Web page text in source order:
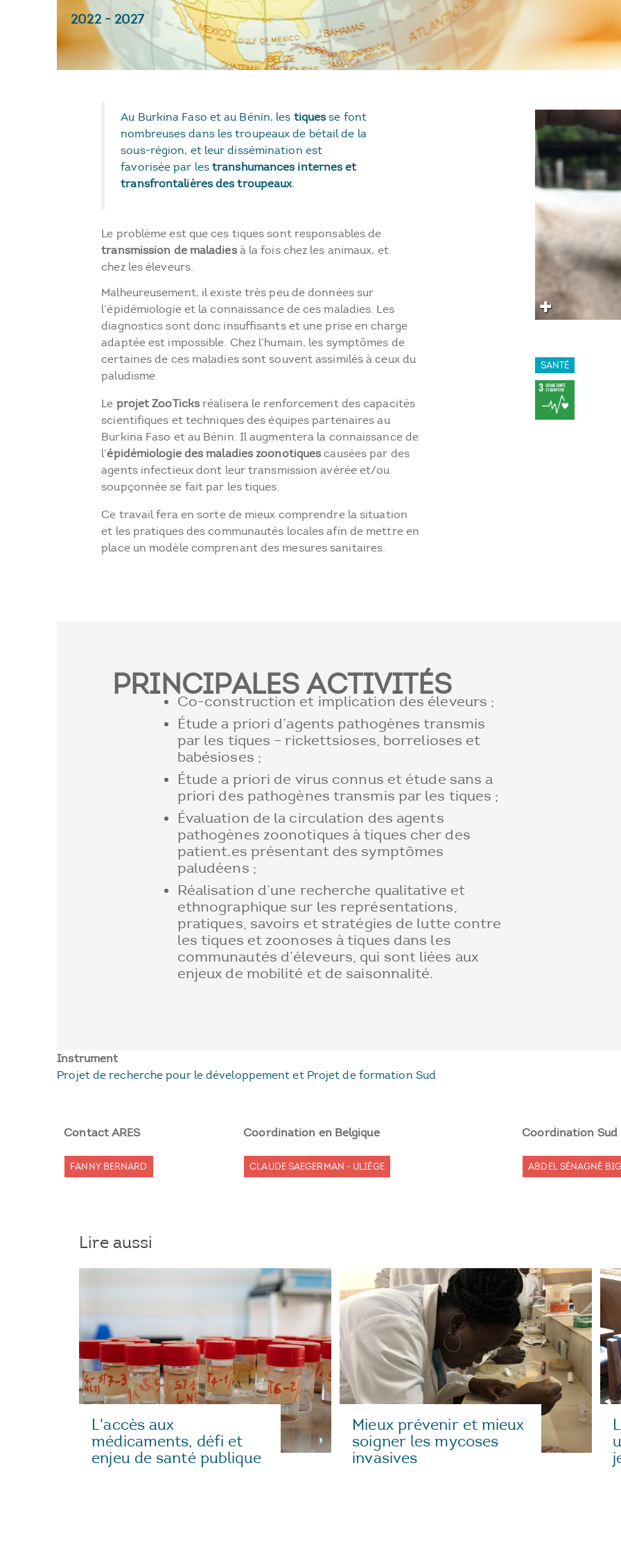
2022- 2027
Au Burkina Faso et au Bénin, les tiques se font
nombreuses dans les troupeaux de bétail de la
sous-région, et leur dissémination est
favorisée par lestranshumances internes et
transfrontalières des troupeaux.
Le problème est que ces tiques sont responsables de
transmission de maladiesà la fois chez les animaux, et
chez les éleveurs.
Malheureusement, il existe très peu de données sur
l’épidémiologie et la connaissance de ces maladies. Les
diagnostics sont donc insuffisants et une prise en charge
adaptée est impossible. Chez l’humain, les symptômes de
certaines de ces maladies sont souvent assimilés à ceux du
paludisme.
Le projet ZooTicks réalisera le renforcement des capacités
scientifiques et techniques des équipes partenaires au
Burkina Faso et au Bénin. Il augmentera la connaissance de
l’épidémiologie des maladies zoonotiques causées par des
agents infectieux dont leur transmission avérée et/ou
soupçonnée se fait par les tiques.
Ce travail fera en sorte de mieux comprendre la situation
et les pratiques des communautés locales afin de mettre en
place un modèle comprenant des mesures sanitaires.
SANTÉ
PRINCIPALES ACTIVITÉS
Co-construction et implication des éleveurs ;
Étude a priori d’agents pathogènes transmis
par les tiques – rickettsioses, borrelioses et
babésioses ;
Étude a priori de virus connus et étude sans a
priori des pathogènes transmis par les tiques ;
Évaluation de la circulation des agents
pathogènes zoonotiques à tiques cher des
patient.es présentant des symptômes
paludéens ;
Réalisation d’une recherche qualitative et
ethnographique sur les représentations,
pratiques, savoirs et stratégies de lutte contre
les tiques et zoonoses à tiques dans les
communautés d’éleveurs, qui sont liées aux
enjeux de mobilité et de saisonnalité.
Instrument
Projet de recherche pour le développement et Projet de formation Sud
Contact ARES Coordination en Belgique Coordination Sud
FANNY BERNARD CLAUDE SAEGERMAN - ULIÈGE ABDEL SÈNAGNÈ
Lire aussi
L'accès aux
médicaments, défi et
enjeu de santé publique
Mieux prévenir et mieux
soigner les mycoses
invasives